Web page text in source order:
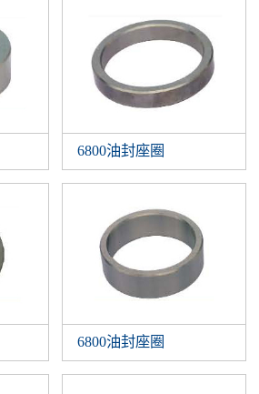
6800油封座圈
6800油封座圈